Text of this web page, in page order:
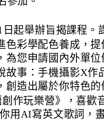
日起舉辦旨揭課程。
色彩學配色養成，
為您申請國內外單
故事：手機攝影X
創造出屬於你特色
創作玩樂營》，喜歡
用AI寫英文歌詞，